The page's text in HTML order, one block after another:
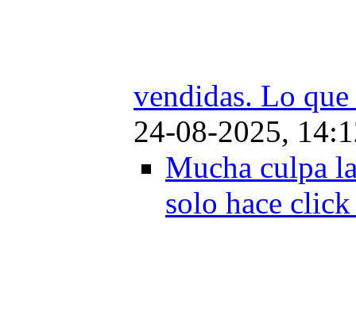
vendidas. Lo
24-08-2025,
Mucha culpa
solo hace